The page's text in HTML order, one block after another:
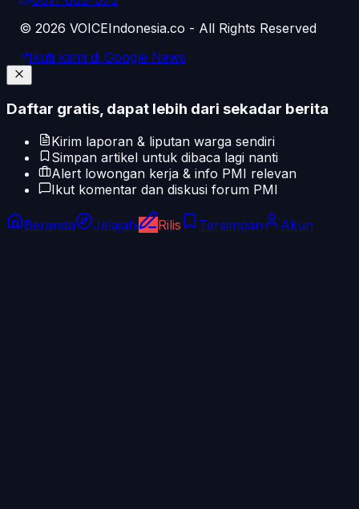
© 2026 VOICEIndonesia.co - All Rights Reserved
Ikuti kami di Google News
Daftar gratis, dapat lebih dari sekadar berita
Kirim laporan & liputan warga sendiri
Simpan artikel untuk dibaca lagi nanti
Alert lowongan kerja & info PMI relevan
Ikut komentar dan diskusi forum PMI
Beranda Jelajahi Rilis Tersimpan Akun